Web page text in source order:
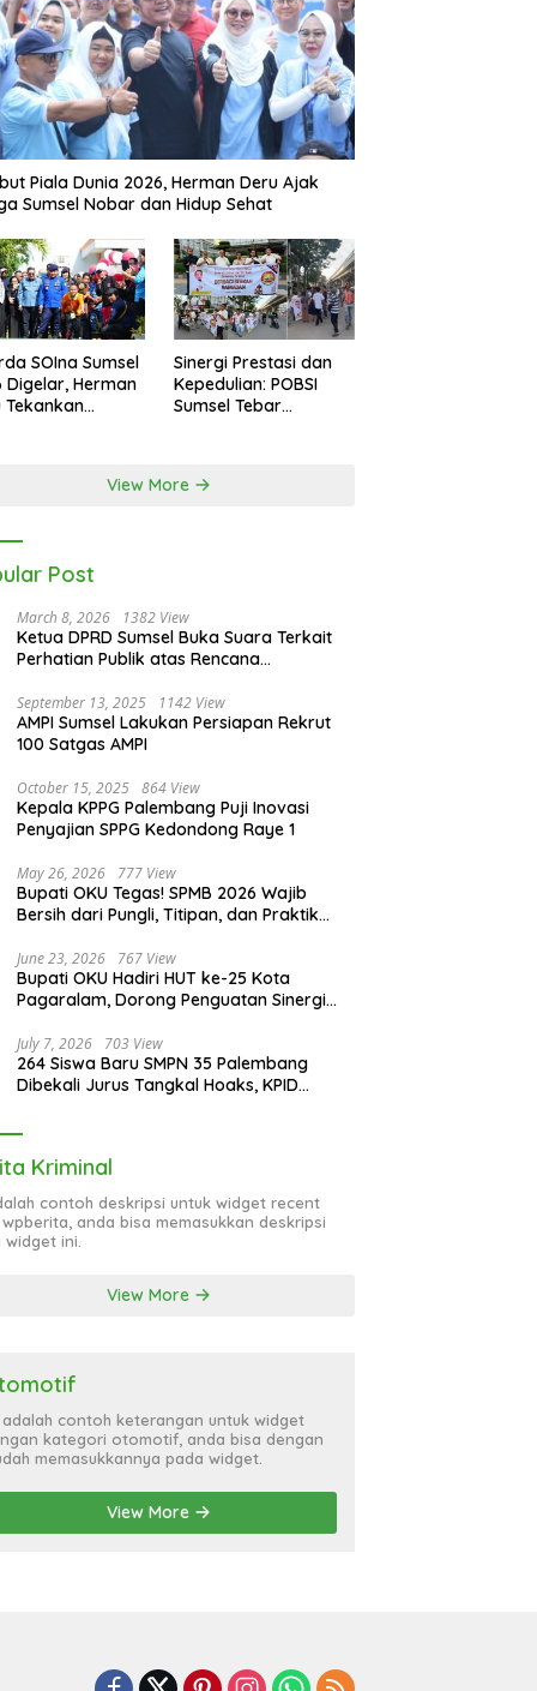
Piala Dunia 2026, Herman Deru Ajak
Sumsel Nobar dan Hidup Sehat
SOIna Sumsel
Digelar, Herman
Tekankan
Sinergi Prestasi dan
Kepedulian: POBSI
Sumsel Tebar
View More
Post
March 8, 2026 1382 View
Ketua DPRD Sumsel Buka Suara Terkait
Perhatian Publik atas Rencana
September 13, 2025 1142 View
AMPI Sumsel Lakukan Persiapan Rekrut
100 Satgas AMPI
October 15, 2025 864 View
Kepala KPPG Palembang Puji Inovasi
Penyajian SPPG Kedondong Raye 1
May 26, 2026 777 View
Bupati OKU Tegas! SPMB 2026 Wajib
Bersih dari Pungli, Titipan, dan Praktik
June 23, 2026 767 View
Bupati OKU Hadiri HUT ke-25 Kota
Pagaralam, Dorong Penguatan Sinergi
July 7, 2026 703 View
264 Siswa Baru SMPN 35 Palembang
Dibekali Jurus Tangkal Hoaks, KPID
Kriminal
contoh deskripsi untuk widget recent
anda bisa memasukkan deskripsi
widget ini.
View More
adalah contoh keterangan untuk widget
kategori otomotif, anda bisa dengan
memasukkannya pada widget.
View More